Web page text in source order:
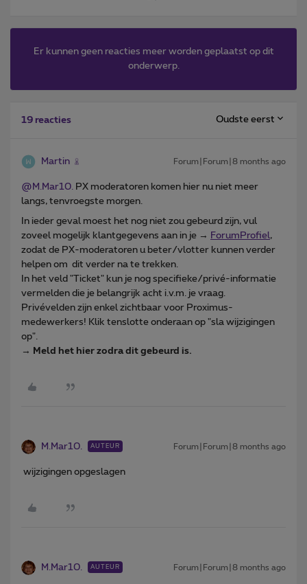
Er kunnen geen reacties meer worden geplaatst op dit
onderwerp.
19 reacties Oudste eerst
Martin Forum|Forum|8 months ago
@M.Mar10. PX moderatoren komen hier nu niet meer
langs, tenvroegste morgen.
In ieder geval moest het nog niet zou gebeurd zijn, vul
zoveel mogelijk klantgegevens aan in je → ForumProfiel,
zodat de PX-moderatoren u beter/vlotter kunnen verder
helpen om dit verder na te trekken.
In het veld "Ticket" kun je nog specifieke/privé-informatie
vermelden die je belangrijk acht i.v.m. je vraag.
Privévelden zijn enkel zichtbaar voor Proximus-
medewerkers! Klik tenslotte onderaan op "sla wijzigingen
op".
→
Meld het hier zodra dit gebeurd is.
M.Mar10. AUTEUR Forum|Forum|8 months ago
wijzigingen opgeslagen
M.Mar10. AUTEUR Forum|Forum|8 months ago